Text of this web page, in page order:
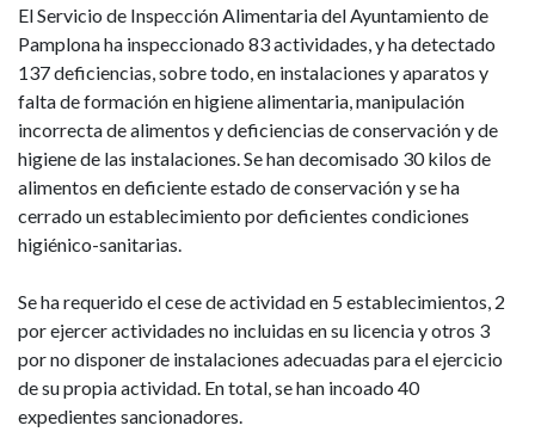
El Servicio de Inspección Alimentaria del Ayuntamiento de
Pamplona ha inspeccionado 83 actividades, y ha detectado
137 deficiencias, sobre todo, en instalaciones y aparatos y
falta de formación en higiene alimentaria, manipulación
incorrecta de alimentos y deficiencias de conservación y de
higiene de las instalaciones. Se han decomisado 30 kilos de
alimentos en deficiente estado de conservación y se ha
cerrado un establecimiento por deficientes condiciones
higiénico-sanitarias.
Se ha requerido el cese de actividad en 5 establecimientos, 2
por ejercer actividades no incluidas en su licencia y otros 3
por no disponer de instalaciones adecuadas para el ejercicio
de su propia actividad. En total, se han incoado 40
expedientes sancionadores.